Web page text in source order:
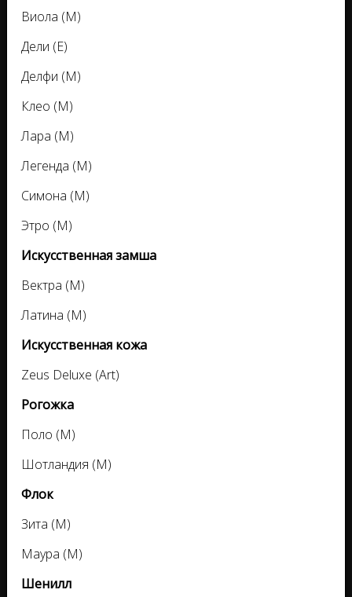
Виола (M)
Дели (E)
Делфи (M)
Клео (M)
Лара (M)
Легенда (M)
Симона (M)
Этро (M)
Искусственная замша
Вектра (M)
Латина (M)
Искусственная кожа
Zeus Deluxe (Art)
Рогожка
Поло (M)
Шотландия (M)
Флок
Зита (M)
Маура (M)
Шенилл